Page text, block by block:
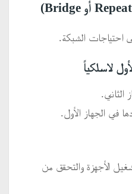
احتياجات الشبكة.
لاسلكياً
الثاني.
في الجهاز الأول.
الأجهزة والتحقق من